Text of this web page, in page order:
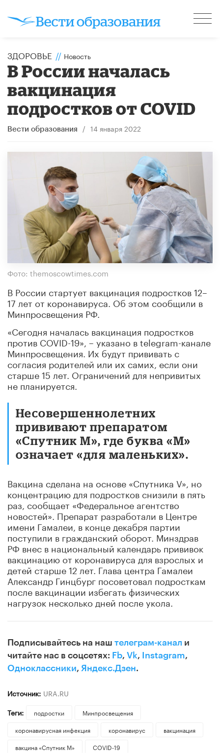
ЗДОРОВЬЕ // Новость
В России началась
вакцинация
подростков от COVID
Вести образования / 14 января 2022
Фото: themoscowtimes.com
В России стартует вакцинация подростков 12–
17 лет от коронавируса. Об этом сообщили в
Минпросвещения РФ.
«Сегодня началась вакцинация подростков
против COVID-19», – указано в telegram-канале
Минпросвещения. Их будут прививать с
согласия родителей или их самих, если они
старше 15 лет. Ограничений для непривитых
не планируется.
Несовершеннолетних
прививают препаратом
«Спутник M», где буква «М»
означает «для маленьких».
Вакцина сделана на основе «Спутника V», но
концентрацию для подростков снизили в пять
раз, сообщает «Федеральное агентство
новостей». Препарат разработали в Центре
имени Гамалеи, в конце декабря партии
поступили в гражданский оборот. Минздрав
РФ внес в национальный календарь прививок
вакцинацию от коронавируса для взрослых и
детей старше 12 лет. Глава центра Гамалеи
Александр Гинцбург посоветовал подросткам
после вакцинации избегать физических
нагрузок несколько дней после укола.
Подписывайтесь на наш телеграм-канал и
читайте нас в соцсетях: Fb, Vk, Instagram,
Одноклассники, Яндекс.Дзен.
Источник: URA.RU
Теги:
подростки
Минпросвещения
коронавирусная инфекция
коронавирус
вакцинация
вакцина «Спутник М»
COVID-19